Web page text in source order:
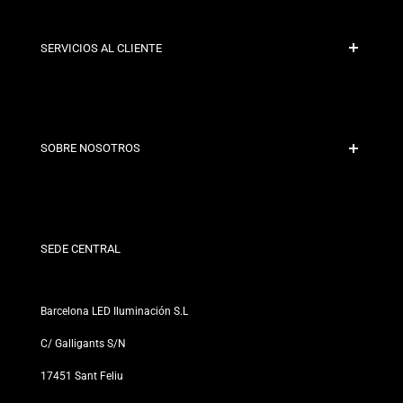
SERVICIOS AL CLIENTE
Contacto
SOBRE NOSOTROS
Nuestras Tiendas
SEDE CENTRAL
Barcelona LED Iluminación S.L
C/ Galligants S/N
17451 Sant Feliu